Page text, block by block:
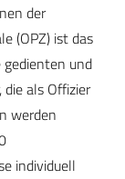
der
(OPZ) ist das
und
als Offizier
werden
individuell